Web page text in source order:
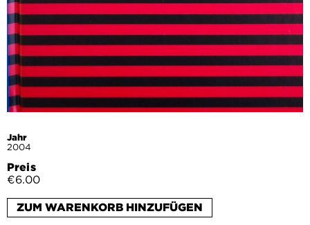
Jahr
2004
Preis
€6.00
ZUM WARENKORB HINZUFÜGEN